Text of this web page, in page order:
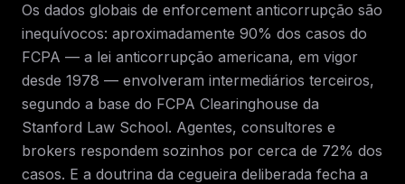
Os dados globais de enforcement anticorrupção são
inequívocos: aproximadamente 90% dos casos do
FCPA — a lei anticorrupção americana, em vigor
desde 1978 — envolveram intermediários terceiros,
segundo a base do FCPA Clearinghouse da
Stanford Law School. Agentes, consultores e
brokers respondem sozinhos por cerca de 72% dos
casos. E a doutrina da cegueira deliberada fecha a